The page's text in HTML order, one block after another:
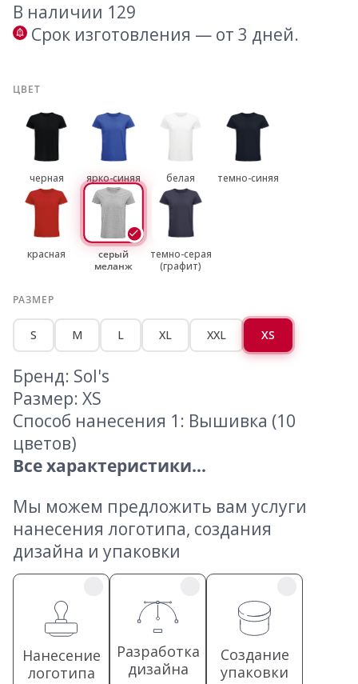
В наличии 129
Срок изготовления — от 3 дней.
ЦВЕТ
черная ярко-синяя белая темно-синяя
красная
серый
меланж
темно-серая
(графит)
РАЗМЕР
S M L XL XXL XS
Бренд: Sol's
Размер: XS
Способ нанесения 1: Вышивка (10
цветов)
Все характеристики...
Мы можем предложить вам услуги
нанесения логотипа, создания
дизайна и упаковки
Нанесение
логотипа
Разработка
дизайна
Создание
упаковки